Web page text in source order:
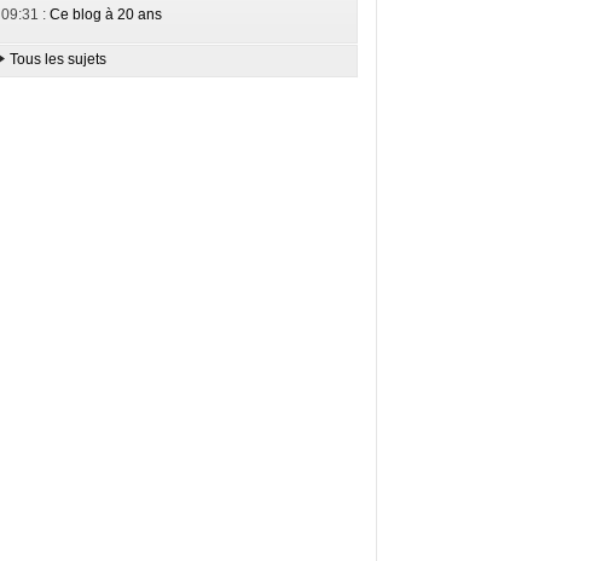
09:31 : Ce blog à 20 ans
Tous les sujets